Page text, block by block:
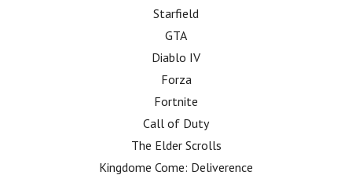
Starfield
GTA
Diablo IV
Forza
Fortnite
Call of Duty
The Elder Scrolls
Kingdome Come: Deliverence